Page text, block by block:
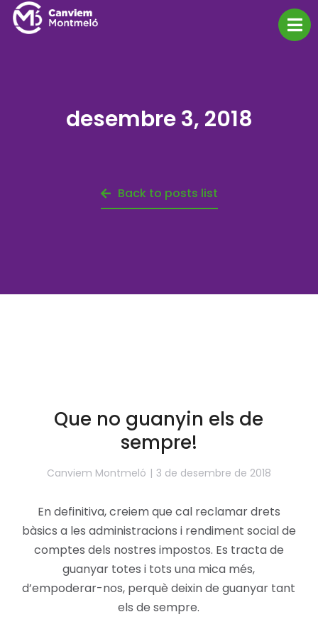
desembre 3, 2018
Back to posts list
Que no guanyin els de
sempre!
Canviem Montmeló 3 de desembre de 2018
En definitiva, creiem que cal reclamar drets
bàsics a les administracions i rendiment social de
comptes dels nostres impostos. Es tracta de
guanyar totes i tots una mica més,
d’empoderar-nos, perquè deixin de guanyar tant
els de sempre.